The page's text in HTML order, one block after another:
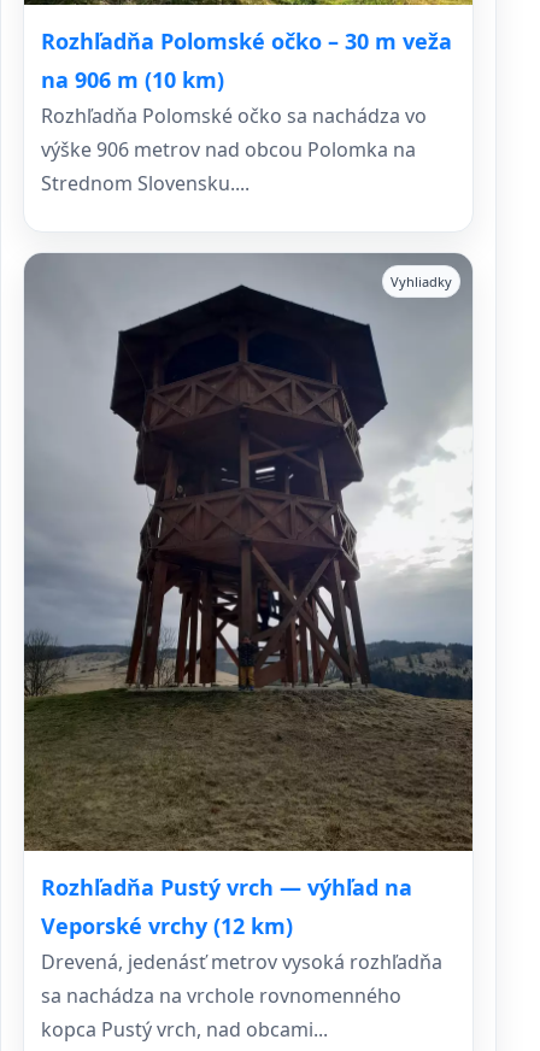
Rozhľadňa Polomské očko – 30 m veža
na 906 m (10 km)
Rozhľadňa Polomské očko sa nachádza vo
výške 906 metrov nad obcou Polomka na
Strednom Slovensku....
Rozhľadňa Pustý vrch — výhľad na
Veporské vrchy (12 km)
Vyhliadky
Drevená, jedenásť metrov vysoká rozhľadňa
sa nachádza na vrchole rovnomenného
kopca Pustý vrch, nad obcami...